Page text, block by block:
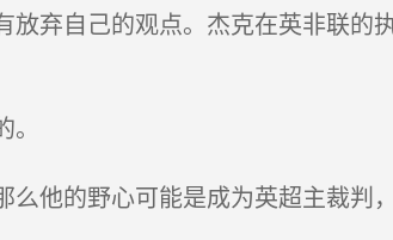
弃自己的观点。杰克在英非联的
他的野心可能是成为英超主裁判